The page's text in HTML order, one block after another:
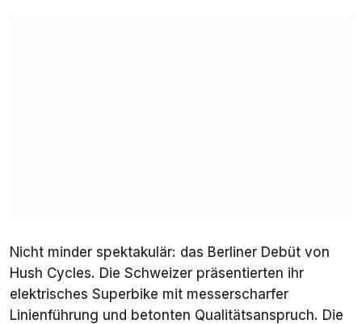
Nicht minder spektakulär: das Berliner Debüt von
Hush Cycles. Die Schweizer präsentierten ihr
elektrisches Superbike mit messerscharfer
Linienführung und betonten Qualitätsanspruch. Die